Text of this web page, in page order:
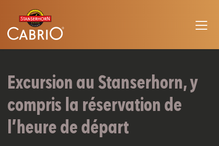
Excursion au Stanserhorn, y
compris la réservation de
l’heure de départ